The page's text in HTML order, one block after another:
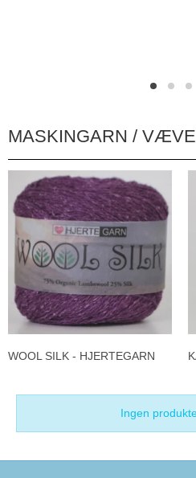
MASKINGARN /
WOOL SILK - HJERTEGARN
Ingen